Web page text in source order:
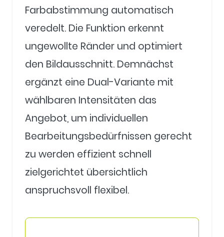
Farbabstimmung automatisch
veredelt. Die Funktion erkennt
ungewollte Ränder und optimiert
den Bildausschnitt. Demnächst
ergänzt eine Dual-Variante mit
wählbaren Intensitäten das
Angebot, um individuellen
Bearbeitungsbedürfnissen gerecht
zu werden effizient schnell
zielgerichtet übersichtlich
anspruchsvoll flexibel.